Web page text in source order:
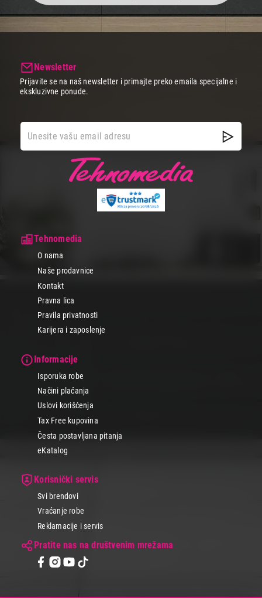
Tehnomedia
O nama
Naše prodavnice
Kontakt
Pravna lica
Pravila privatnosti
Karijera i zaposlenje
Informacije
Isporuka robe
Načini plaćanja
Uslovi korišćenja
Tax Free kupovina
Česta postavljana pitanja
eKatalog
Korisnički servis
Svi brendovi
Vraćanje robe
Reklamacije i servis
Pratite nas na društvenim mrežama
Newsletter
Prijavite se na naš newsletter i primajte preko emaila specijalne i
ekskluzivne ponude.